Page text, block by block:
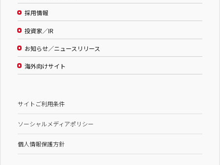
採用情報
投資家／IR
お知らせ／ニュースリリース
海外向けサイト
サイトご利用条件
ソーシャルメディアポリシー
個人情報保護方針